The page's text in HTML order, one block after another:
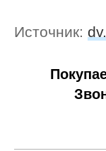
Источник: